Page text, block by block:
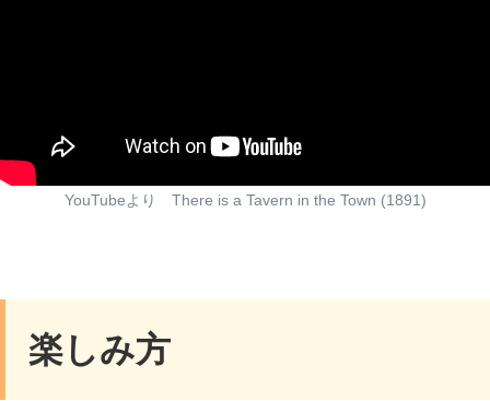
YouTubeより There is a Tavern in the Town (1891)
楽しみ方